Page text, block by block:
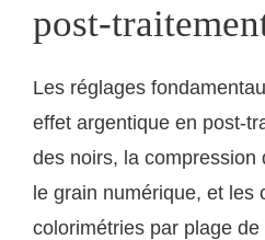
post-
Les réglages
effet argentique en post-
des noirs, la compression
le grain numérique, et les
colorimétries par plage de